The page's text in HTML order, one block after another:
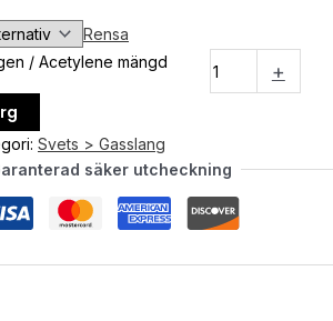
Rensa
/ Acetylene mängd +
Svets > Gasslang
säker utcheckning